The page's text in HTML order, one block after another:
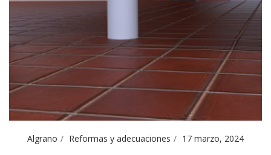
Algrano Reformas y adecuaciones 17 marzo, 2024